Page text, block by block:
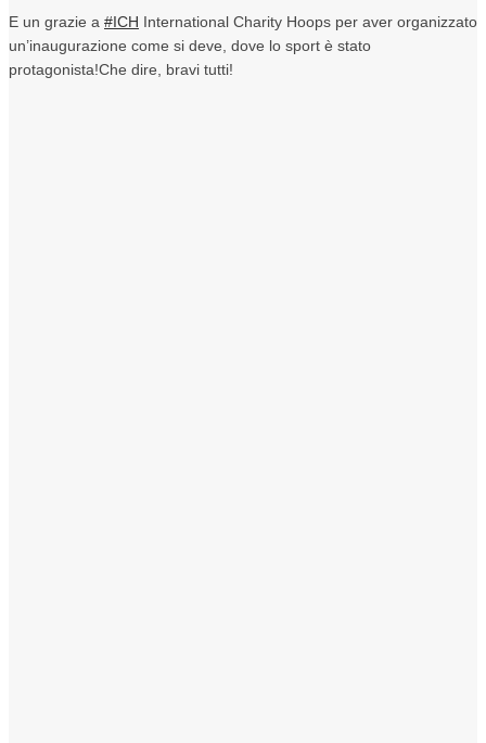
E un grazie a #ICH International Charity Hoops per aver organizzato
un’inaugurazione come si deve, dove lo sport è stato
protagonista!Che dire, bravi tutti!